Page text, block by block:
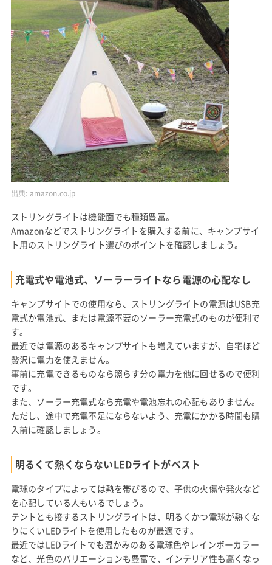
出典: amazon.co.jp
ストリングライトは機能面でも種類豊富。
Amazonなどでストリングライトを購入する前に、キャンプサイ
ト用のストリングライト選びのポイントを確認しましょう。
充電式や電池式、ソーラーライトなら電源の心配なし
キャンプサイトでの使用なら、ストリングライトの電源はUSB充
電式か電池式、または電源不要のソーラー充電式のものが便利で
す。
最近では電源のあるキャンプサイトも増えていますが、自宅ほど
贅沢に電力を使えません。
事前に充電できるものなら照らす分の電力を他に回せるので便利
です。
また、ソーラー充電式なら充電や電池忘れの心配もありません。
ただし、途中で充電不足にならないよう、充電にかかる時間も購
入前に確認しましょう。
明るくて熱くならないLEDライトがベスト
電球のタイプによっては熱を帯びるので、子供の火傷や発火など
を心配している人もいるでしょう。
テントとも接するストリングライトは、明るくかつ電球が熱くな
りにくいLEDライトを使用したものが最適です。
最近ではLEDライトでも温かみのある電球色やレインボーカラー
など、光色のバリエーションも豊富で、インテリア性も高くなっ